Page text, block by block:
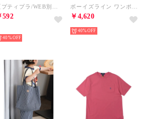
592
40%
￥4,620
40%